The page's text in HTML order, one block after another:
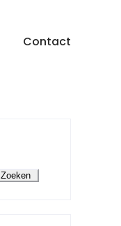
Contact
Zoeken